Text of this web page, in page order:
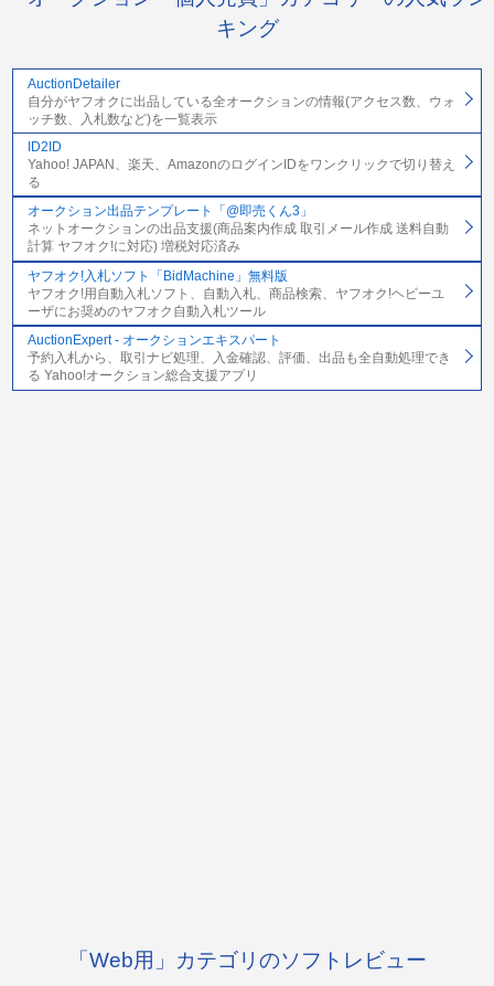
キング
AuctionDetailer
自分がヤフオクに出品している全オークションの情報(アクセス数、ウォ
ッチ数、入札数など)を一覧表示
ID2ID
Yahoo! JAPAN、楽天、AmazonのログインIDをワンクリックで切り替え
る
オークション出品テンプレート「@即売くん3」
ネットオークションの出品支援(商品案内作成 取引メール作成 送料自動
計算 ヤフオク!に対応) 増税対応済み
ヤフオク!入札ソフト「BidMachine」無料版
ヤフオク!用自動入札ソフト、自動入札、商品検索、ヤフオク!ヘビーユ
ーザにお奨めのヤフオク自動入札ツール
AuctionExpert - オークションエキスパート
予約入札から、取引ナビ処理、入金確認、評価、出品も全自動処理でき
る Yahoo!オークション総合支援アプリ
「Web用」カテゴリのソフトレビュー